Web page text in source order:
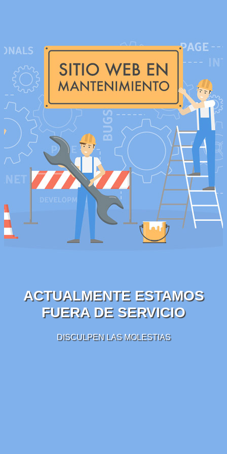
ACTUALMENTE ESTAMOS
FUERA DE SERVICIO
DISCULPEN LAS MOLESTIAS